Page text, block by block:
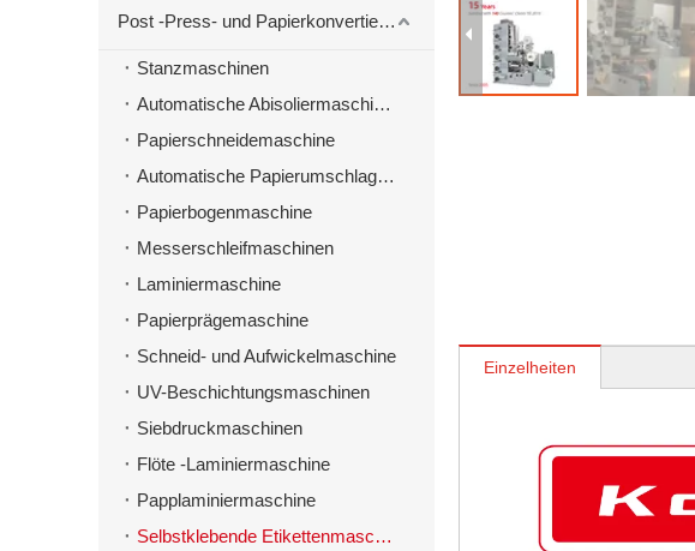
Post -Press- und Papierkonvertierungsmaschinen
Stanzmaschinen
Automatische Abisoliermaschine zum Stanzen von Material
Papierschneidemaschine
Automatische Papierumschlagmaschine
Papierbogenmaschine
Messerschleifmaschinen
Laminiermaschine
Papierprägemaschine
Schneid- und Aufwickelmaschine
UV-Beschichtungsmaschinen
Siebdruckmaschinen
Flöte -Laminiermaschine
Papplaminiermaschine
Selbstklebende Etikettenmaschinen
Einzelheiten